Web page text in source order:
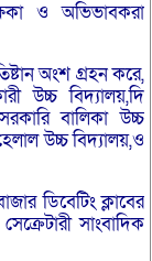
ও অভিভাবকরা
অংশ গ্রহন করে,
উচ্চ বিদ্যালয়,দি
বালিকা উচ্চ
উচ্চ বিদ্যালয়,ও
ডিবেটিং ক্লাবের
সাংবাদিক